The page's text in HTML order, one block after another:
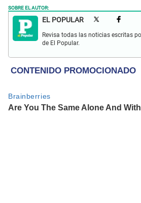
SOBRE EL AUTOR:
EL POPULAR
Revisa todas las noticias escritas
de El Popular.